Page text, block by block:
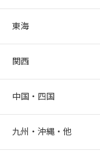
東海
関西
中国・四国
九州・沖縄・他